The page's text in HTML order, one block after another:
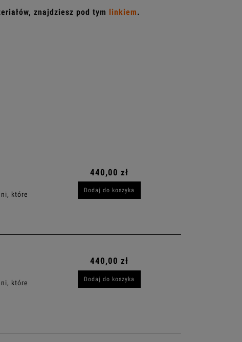
znajdziesz pod tym linkiem.
które
440,00 zł
Dodaj do koszyka
które
440,00 zł
Dodaj do koszyka